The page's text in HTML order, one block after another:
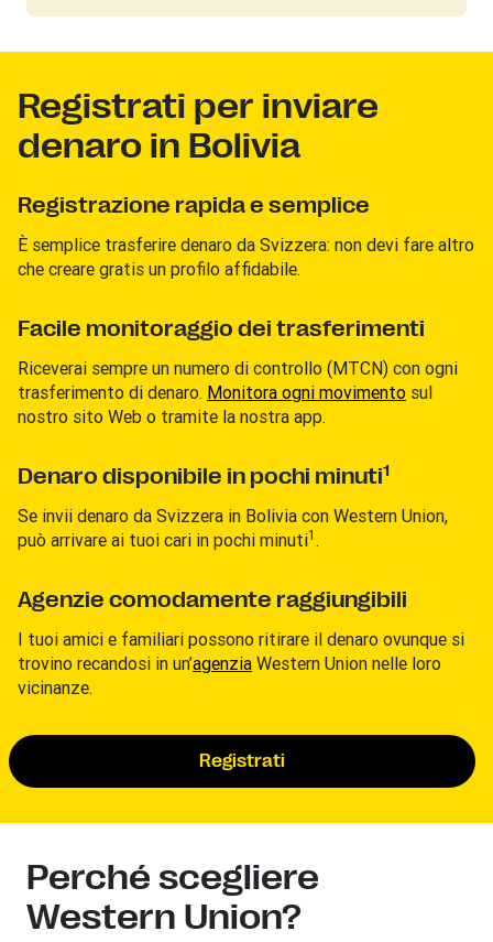
Registrati per inviare
denaro in Bolivia
Registrazione rapida e semplice
È semplice trasferire denaro da Svizzera: non devi fare altro
che creare gratis un profilo affidabile.
Facile monitoraggio dei trasferimenti
Riceverai sempre un numero di controllo (MTCN) con ogni
trasferimento di denaro. Monitora ogni movimento sul
nostro sito Web o tramite la nostra app.
Denaro disponibile in pochi minuti1
Se invii denaro da Svizzera in Bolivia con Western Union,
può arrivare ai tuoi cari in pochi minuti1 .
Agenzie comodamente raggiungibili
I tuoi amici e familiari possono ritirare il denaro ovunque si
trovino recandosi in un’agenzia Western Union nelle loro
vicinanze.
Registrati
Perché scegliere
Western Union?